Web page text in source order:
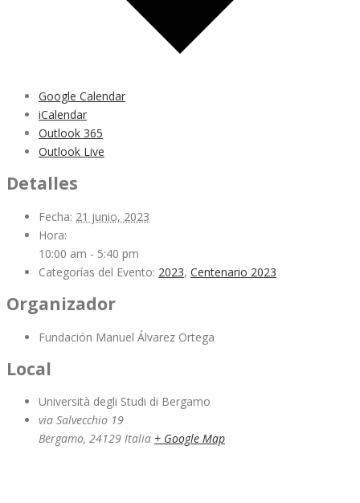
Google Calendar
iCalendar
Outlook 365
Outlook Live
Detalles
Fecha: 21 junio, 2023
Hora:
10:00 am - 5:40 pm
Categorías del Evento: 2023, Centenario 2023
Organizador
Fundación Manuel Álvarez Ortega
Local
Università degli Studi di Bergamo
via Salvecchio 19
Bergamo, 24129 Italia + Google Map